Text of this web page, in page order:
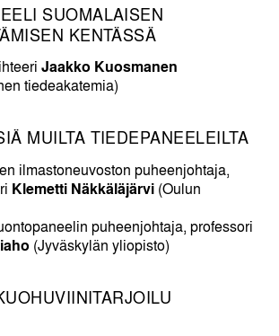
SUOMALAISEN
KENTÄSSÄ
Jaakko Kuosmanen
tiedeakatemia)
MUILTA TIEDEPANEELEILTA
ilmastoneuvoston puheenjohtaja,
Klemetti Näkkäläjärvi (Oulun
puheenjohtaja, professori
(Jyväskylän yliopisto)